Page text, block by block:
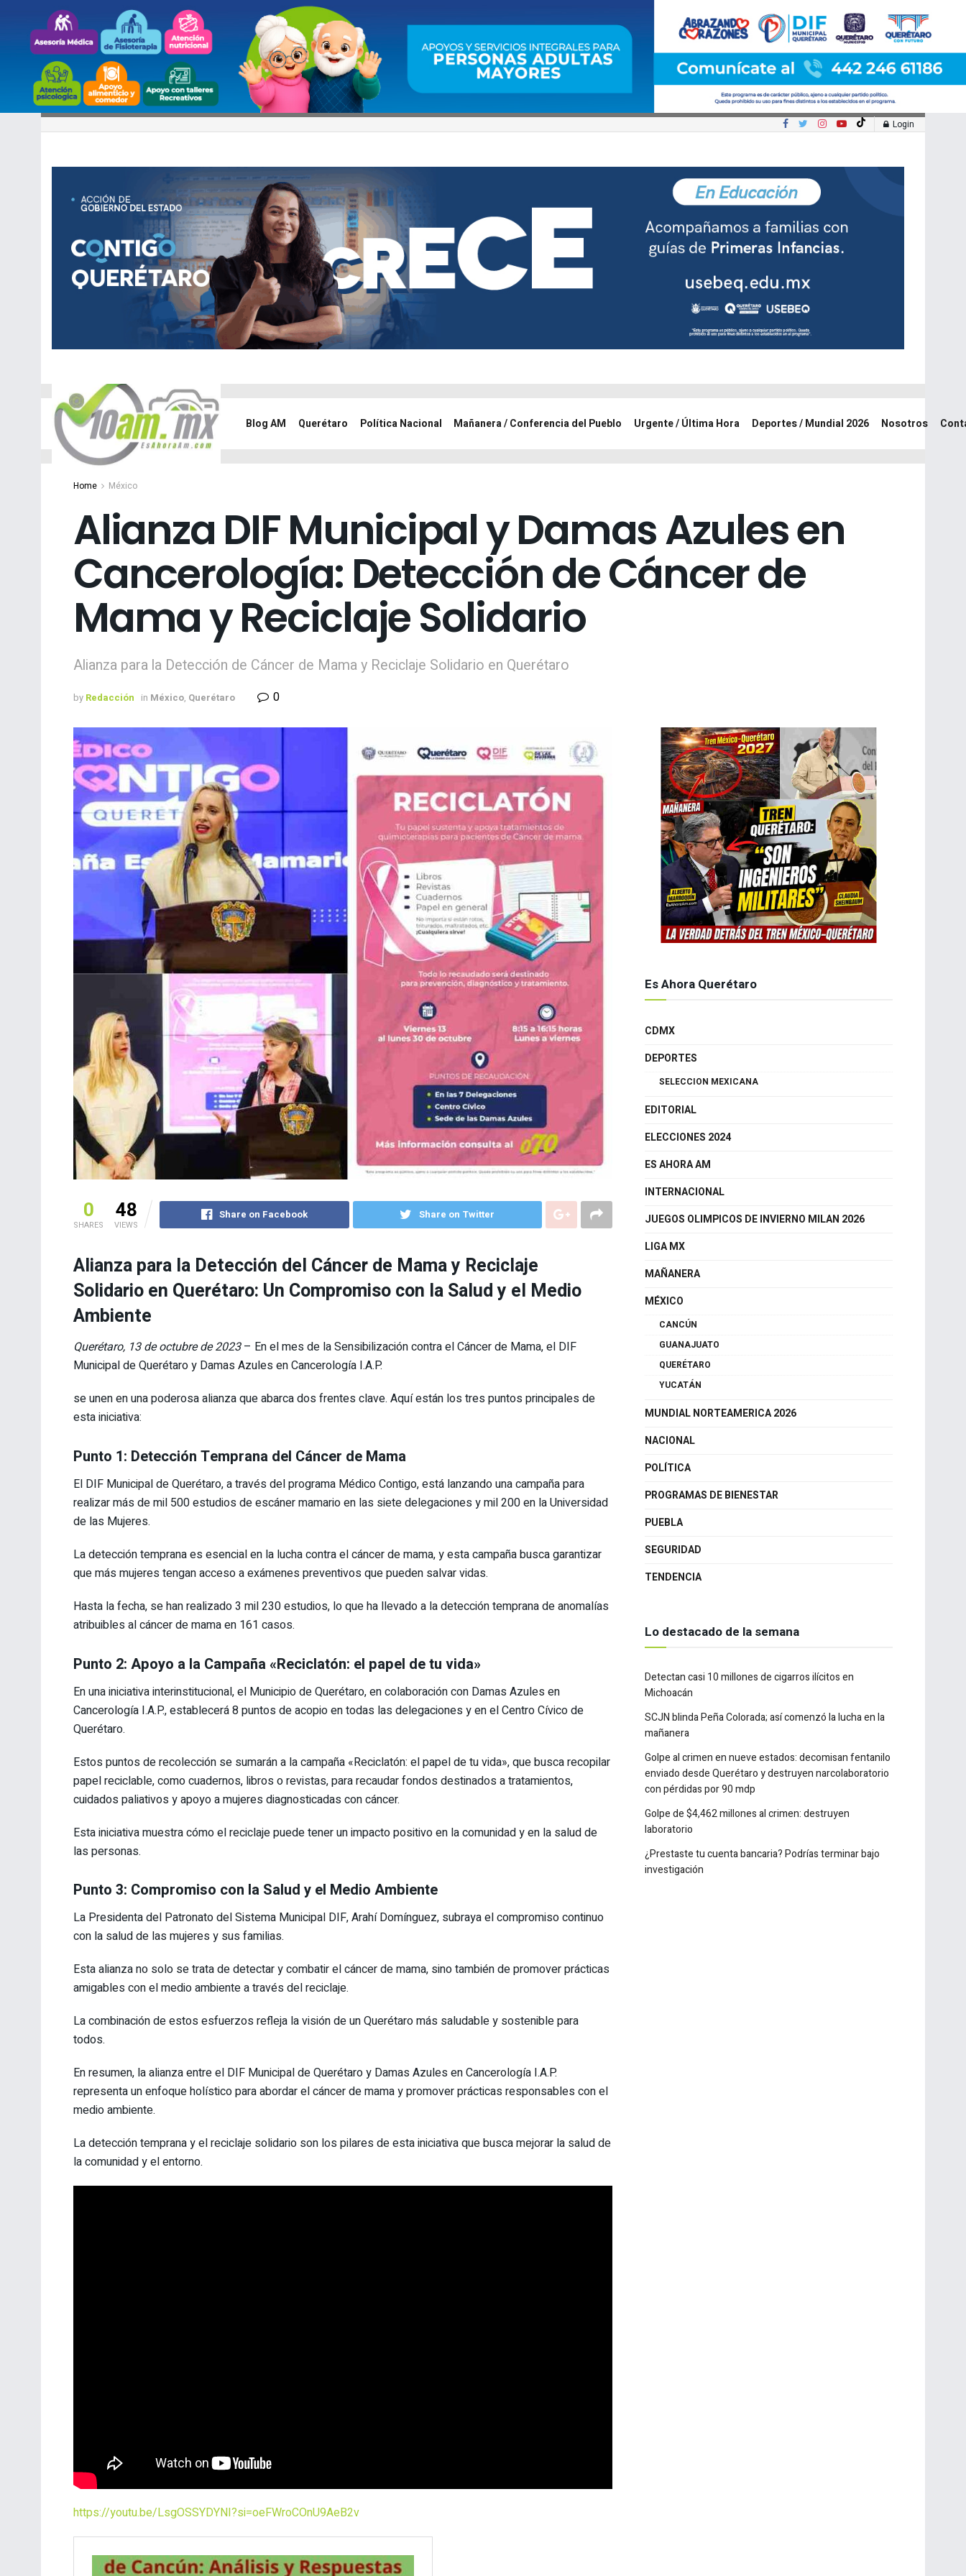
Login
Blog AM Querétaro Política Nacional Mañanera / Conferencia del Pueblo Urgente / Última Hora Deportes / Mundial 2026 Nosotros
Home México
Alianza DIF Municipal y Damas Azules en
Cancerología: Detección de Cáncer de
Mama y Reciclaje Solidario
Alianza para la Detección de Cáncer de Mama y Reciclaje Solidario en Querétaro
by Redacción in México, Querétaro 0
0
SHARES
48
VIEWS
Share on Facebook Share on Twitter
Alianza para la Detección del Cáncer de Mama y Reciclaje
Solidario en Querétaro: Un Compromiso con la Salud y el Medio
Ambiente
Querétaro, 13 de octubre de 2023– En el mes de la Sensibilización contra el Cáncer de Mama, el DIF
Municipal de Querétaro y Damas Azules en Cancerología I.A.P.
se unen en una poderosa alianza que abarca dos frentes clave. Aquí están los tres puntos principales de
esta iniciativa:
Punto 1: Detección Temprana del Cáncer de Mama
El DIF Municipal de Querétaro, a través del programa Médico Contigo, está lanzando una campaña para
realizar más de mil 500 estudios de escáner mamario en las siete delegaciones y mil 200 en la Universidad
de las Mujeres.
La detección temprana es esencial en la lucha contra el cáncer de mama, y esta campaña busca garantizar
que más mujeres tengan acceso a exámenes preventivos que pueden salvar vidas.
Hasta la fecha, se han realizado 3 mil 230 estudios, lo que ha llevado a la detección temprana de anomalías
atribuibles al cáncer de mama en 161 casos.
Punto 2: Apoyo a la Campaña «Reciclatón: el papel de tu vida»
En una iniciativa interinstitucional, el Municipio de Querétaro, en colaboración con Damas Azules en
Cancerología I.A.P., establecerá 8 puntos de acopio en todas las delegaciones y en el Centro Cívico de
Querétaro.
Estos puntos de recolección se sumarán a la campaña «Reciclatón: el papel de tu vida», que busca recopilar
papel reciclable, como cuadernos, libros o revistas, para recaudar fondos destinados a tratamientos,
cuidados paliativos y apoyo a mujeres diagnosticadas con cáncer.
Esta iniciativa muestra cómo el reciclaje puede tener un impacto positivo en la comunidad y en la salud de
las personas.
Punto 3: Compromiso con la Salud y el Medio Ambiente
La Presidenta del Patronato del Sistema Municipal DIF, Arahí Domínguez, subraya el compromiso continuo
con la salud de las mujeres y sus familias.
Esta alianza no solo se trata de detectar y combatir el cáncer de mama, sino también de promover prácticas
amigables con el medio ambiente a través del reciclaje.
La combinación de estos esfuerzos refleja la visión de un Querétaro más saludable y sostenible para
todos.
En resumen, la alianza entre el DIF Municipal de Querétaro y Damas Azules en Cancerología I.A.P.
representa un enfoque holístico para abordar el cáncer de mama y promover prácticas responsables con el
medio ambiente.
La detección temprana y el reciclaje solidario son los pilares de esta iniciativa que busca mejorar la salud de
la comunidad y el entorno.
https://youtu.be/LsgOSSYDYNI?si=oeFWroCOnU9AeB2v
Es Ahora Querétaro
CDMX
DEPORTES
SELECCION MEXICANA
EDITORIAL
ELECCIONES 2024
ES AHORA AM
INTERNACIONAL
JUEGOS OLIMPICOS DE INVIERNO MILAN 2026
LIGA MX
MAÑANERA
MÉXICO
CANCÚN
GUANAJUATO
QUERÉTARO
YUCATÁN
MUNDIAL NORTEAMERICA 2026
NACIONAL
POLÍTICA
PROGRAMAS DE BIENESTAR
PUEBLA
SEGURIDAD
TENDENCIA
Lo destacado de la semana
Detectan casi 10 millones de cigarros ilícitos en
Michoacán
SCJN blinda Peña Colorada; así comenzó la lucha en la
mañanera
Golpe al crimen en nueve estados: decomisan fentanilo
enviado desde Querétaro y destruyen narcolaboratorio
con pérdidas por 90 mdp
Golpe de $4,462 millones al crimen: destruyen
laboratorio
¿Prestaste tu cuenta bancaria? Podrías terminar bajo
investigación